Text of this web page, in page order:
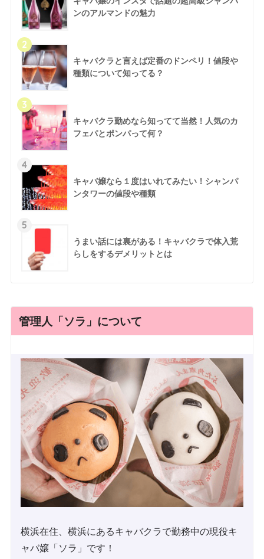
ンのアルマンドの魅力
2
キャバクラと言えば定番のドンペリ！値段や
種類について知ってる？
3
キャバクラ勤めなら知ってて当然！人気のカ
フェパとポンパって何？
4
キャバ嬢なら１度はいれてみたい！シャンパ
ンタワーの値段や種類
5
うまい話には裏がある！キャバクラで体入荒
らしをするデメリットとは
管理人「ソラ」について
横浜在住、横浜にあるキャバクラで勤務中の現役キ
ャバ嬢「ソラ」です！